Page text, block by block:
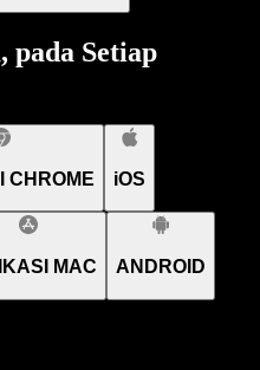
pada Setiap
CHROME iOS
MAC ANDROID